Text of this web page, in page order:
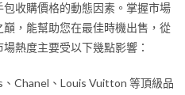
收購價格的動態因素。掌握市場
，能幫助您在最佳時機出售，從
熱度主要受以下幾點影響：
、Chanel、Louis Vuitton 等頂級品